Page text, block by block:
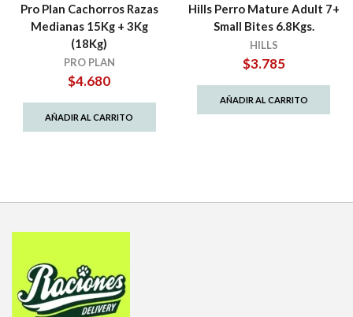
Pro Plan Cachorros Razas
Medianas 15Kg + 3Kg
(18Kg)
PRO PLAN
$4.680
AÑADIR AL CARRITO
Hills Perro Mature Adult 7+
Small Bites 6.8Kgs.
HILLS
$3.785
AÑADIR AL CARRITO